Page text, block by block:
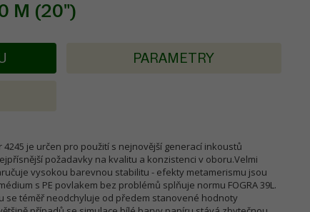
M (20")
PARAMETRY
je určen pro použití s nejnovější generací inkoustů
požadavky na kvalitu a konzistenci v oboru.Velmi
vysokou barevnou stabilitu - efekty metamerismu jsou
s PE povlakem bez problémů splňuje normu FOGRA 39L.
se téměř neodchyluje od předem stanovené hodnoty